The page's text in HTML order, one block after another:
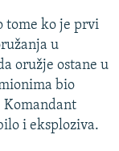
tome ko je prvi
u
oružje ostane u
bio
i eksploziva.